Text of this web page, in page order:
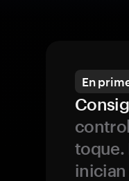
En
toque.